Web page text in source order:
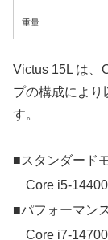
重量
Victus 15L は、
プの構成により
す。
■スタンダード
Core i5-
■パフォーマン
Core i7-